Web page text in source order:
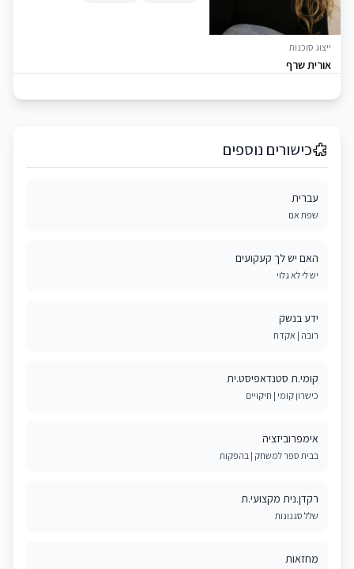
ייצוג סוכנות
אורית שרף
כישורים נוספים
עברית
שפת אם
האם יש לך קעקועים
יש לי לא גלוי
ידע בנשק
רובה | אקדח
קומי.ת סטנדאפיסט.ית
כישרון קומי | חיקויים
אימפרוביזציה
בבית ספר למשחק | בהפקות
רקדן.נית מקצועי.ת
שלל סגנונות
מחזאות